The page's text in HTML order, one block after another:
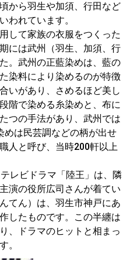
から羽生や加須、行田など
われています。
して家族の衣服をつくった
には武州（羽生、加須、行
。武州の正藍染めは、藍の
染料により染めるのが特徴
いがあり、さめるほど美し
階で染める糸染めと、布に
つの手法があり、武州では
めは民芸調などの柄が出せ
人と呼び、当時200軒以上
レビドラマ「陸王」は、隣
演の役所広司さんが着てい
てん）は、羽生市神戸にあ
したものです。この半纏は
、ドラマのヒットと相まっ
。